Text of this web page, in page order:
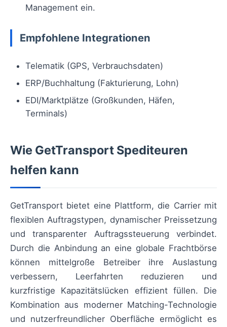
Management ein.
Empfohlene Integrationen
Telematik (GPS, Verbrauchsdaten)
ERP/Buchhaltung (Fakturierung, Lohn)
EDI/Marktplätze (Großkunden, Häfen,
Terminals)
Wie GetTransport Spediteuren
helfen kann
GetTransport bietet eine Plattform, die Carrier mit
flexiblen Auftragstypen, dynamischer Preissetzung
und transparenter Auftragssteuerung verbindet.
Durch die Anbindung an eine globale Frachtbörse
können mittelgroße Betreiber ihre Auslastung
verbessern, Leerfahrten reduzieren und
kurzfristige Kapazitätslücken effizient füllen. Die
Kombination aus moderner Matching-Technologie
und nutzerfreundlicher Oberfläche ermöglicht es